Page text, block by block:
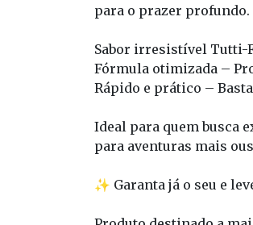
para o prazer profundo.
Sabor irresistível Tutti-
Fórmula otimizada –
Rápido e prático –
Ideal para quem busca
para aventuras mais
✨ Garanta já o seu e